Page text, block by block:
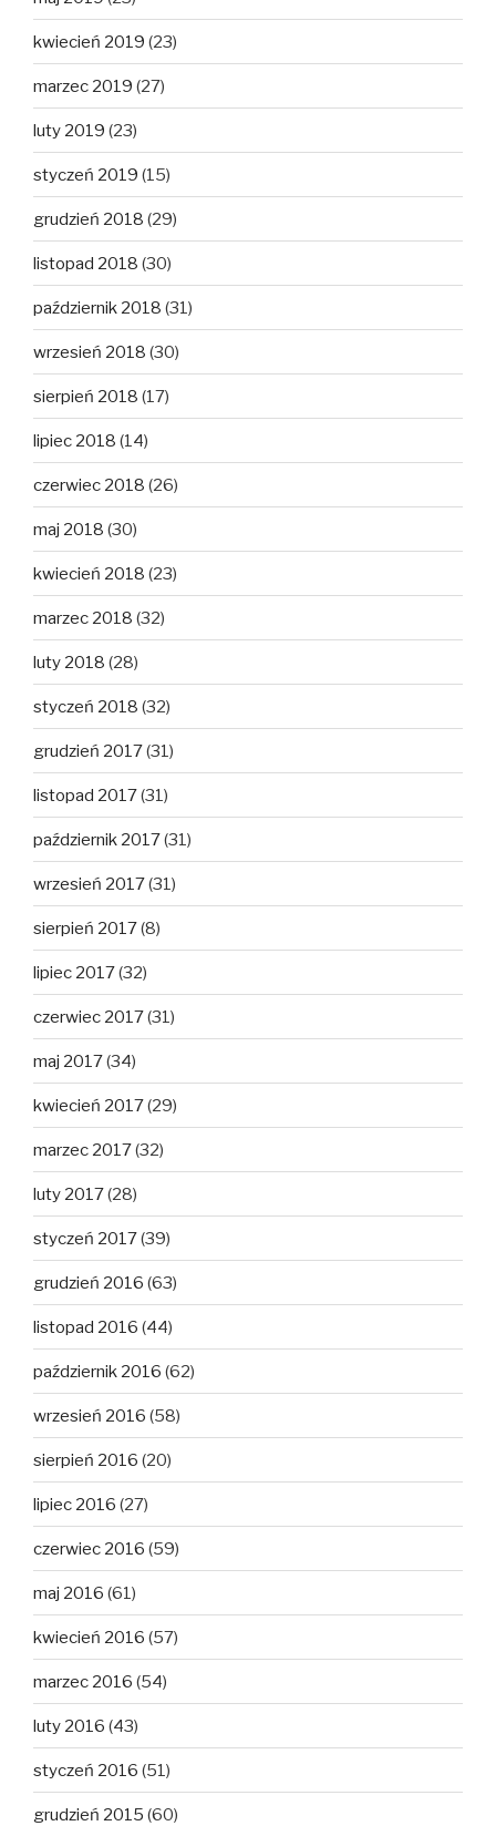
kwiecień 2019 (23)
marzec 2019 (27)
luty 2019 (23)
styczeń 2019 (15)
grudzień 2018 (29)
listopad 2018 (30)
październik 2018 (31)
wrzesień 2018 (30)
sierpień 2018 (17)
lipiec 2018 (14)
czerwiec 2018 (26)
maj 2018 (30)
kwiecień 2018 (23)
marzec 2018 (32)
luty 2018 (28)
styczeń 2018 (32)
grudzień 2017(31)
listopad 2017(31)
październik 2017(31)
wrzesień 2017(31)
sierpień 2017(8)
lipiec 2017(32)
czerwiec 2017(31)
maj 2017(34)
kwiecień 2017(29)
marzec 2017(32)
luty 2017(28)
styczeń 2017(39)
grudzień 2016 (63)
listopad 2016 (44)
październik 2016 (62)
wrzesień 2016 (58)
sierpień 2016 (20)
lipiec 2016 (27)
czerwiec 2016 (59)
maj 2016 (61)
kwiecień 2016 (57)
marzec 2016 (54)
luty 2016 (43)
styczeń 2016 (51)
grudzień 2015 (60)